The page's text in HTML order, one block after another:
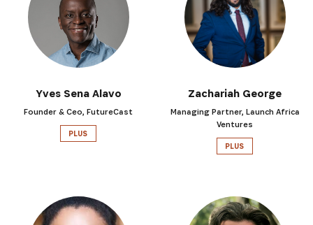
Yves Sena Alavo
Founder & Ceo, FutureCast
PLUS
Zachariah George
Managing Partner, Launch Africa
Ventures
PLUS